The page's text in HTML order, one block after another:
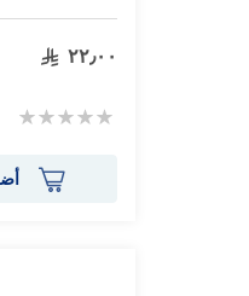
٢٢٫٠٠
Rating: